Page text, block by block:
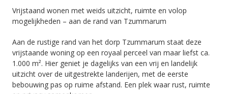
Vrijstaand wonen met weids uitzicht, ruimte en volop
mogelijkheden – aan de rand van Tzummarum
Aan de rustige rand van het dorp Tzummarum staat deze
vrijstaande woning op een royaal perceel van maar liefst ca.
1.000 m². Hier geniet je dagelijks van een vrij en landelijk
uitzicht over de uitgestrekte landerijen, met de eerste
bebouwing pas op ruime afstand. Een plek waar rust, ruimte